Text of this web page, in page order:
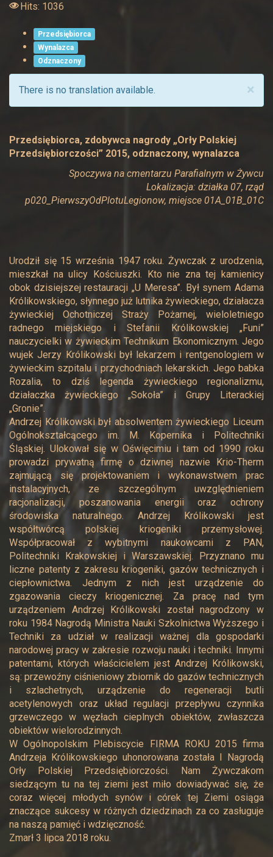
Hits: 1036
Przedsiębiorca
Wynalazca
Odznaczony
×
There is no translation available.
Przedsiębiorca, zdobywca nagrody „Orły Polskiej
Przedsiębiorczości” 2015, odznaczony, wynalazca
Spoczywa na cmentarzu Parafialnym w Żywcu
Lokalizacja: działka 07, rząd
p020_PierwszyOdPlotuLegionow, miejsce 01A_01B_01C
Urodził się 15 września 1947 roku. Żywczak z urodzenia,
mieszkał na ulicy Kościuszki. Kto nie zna tej kamienicy
obok dzisiejszej restauracji „U Meresa”. Był synem Adama
Królikowskiego, słynnego już lutnika żywieckiego, działacza
żywieckiej Ochotniczej Straży Pożarnej, wieloletniego
radnego miejskiego i Stefanii Królikowskiej „Funi”
nauczycielki w żywieckim Technikum Ekonomicznym. Jego
wujek Jerzy Królikowski był lekarzem i rentgenologiem w
żywieckim szpitalu i przychodniach lekarskich. Jego babka
Rozalia, to dziś legenda żywieckiego regionalizmu,
działaczka żywieckiego „Sokoła” i Grupy Literackiej
„Gronie”.
Andrzej Królikowski był absolwentem żywieckiego Liceum
Ogólnokształcącego im. M. Kopernika i Politechniki
Śląskiej. Ulokował się w Oświęcimiu i tam od 1990 roku
prowadzi prywatną firmę o dziwnej nazwie Krio-Therm
zajmującą się projektowaniem i wykonawstwem prac
instalacyjnych, ze szczególnym uwzględnieniem
racjonalizacji, poszanowania energii oraz ochrony
środowiska naturalnego. Andrzej Królikowski jest
współtwórcą polskiej kriogeniki przemysłowej.
Współpracował z wybitnymi naukowcami z PAN,
Politechniki Krakowskiej i Warszawskiej. Przyznano mu
liczne patenty z zakresu kriogeniki, gazów technicznych i
ciepłownictwa. Jednym z nich jest urządzenie do
zgazowania cieczy kriogenicznej. Za pracę nad tym
urządzeniem Andrzej Królikowski został nagrodzony w
roku 1984 Nagrodą Ministra Nauki Szkolnictwa Wyższego i
Techniki za udział w realizacji ważnej dla gospodarki
narodowej pracy w zakresie rozwoju nauki i techniki. Innymi
patentami, których właścicielem jest Andrzej Królikowski,
są: przewoźny ciśnieniowy zbiornik do gazów technicznych
i szlachetnych, urządzenie do regeneracji butli
acetylenowych oraz układ regulacji przepływu czynnika
grzewczego w węzłach cieplnych obiektów, zwłaszcza
obiektów wielorodzinnych.
W Ogólnopolskim Plebiscycie FIRMA ROKU 2015 firma
Andrzeja Królikowskiego uhonorowana została I Nagrodą
Orły Polskiej Przedsiębiorczości. Nam Żywczakom
siedzącym tu na tej ziemi jest miło dowiadywać się, że
coraz więcej młodych synów i córek tej Ziemi osiąga
znaczące sukcesy w różnych dziedzinach za co zasługuje
na naszą pamięć i wdzięczność.
Zmarł 3 lipca 2018 roku.